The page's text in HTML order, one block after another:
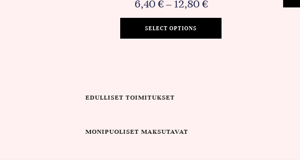
6,40€ – 12,80€
SELECT OPTIONS
EDULLISET TOIMITUKSET
MONIPUOLISET MAKSUTAVAT